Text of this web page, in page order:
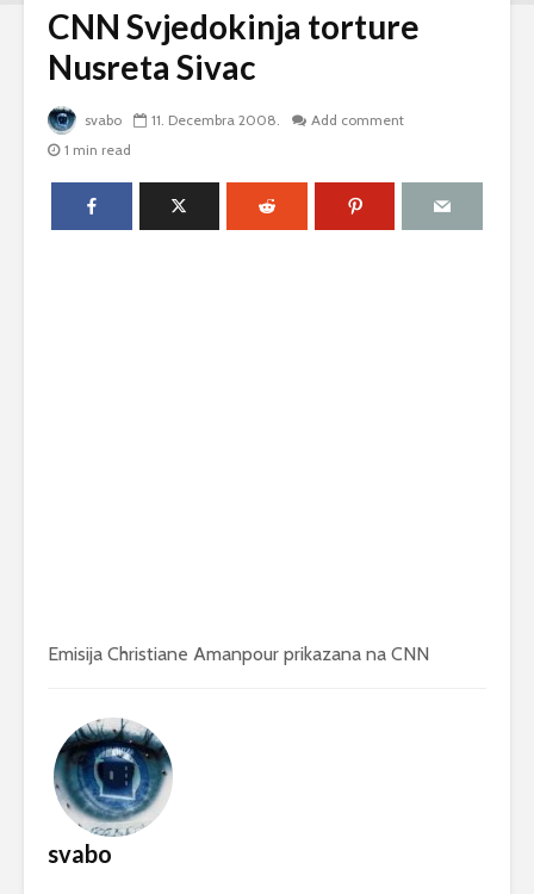
CNN Svjedokinja torture
Nusreta Sivac
svabo 11. Decembra 2008.
Add comment
1 min read
Emisija Christiane Amanpour prikazana na CNN
svabo